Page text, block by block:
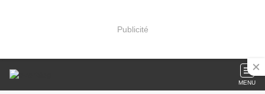
Publicité
MENU